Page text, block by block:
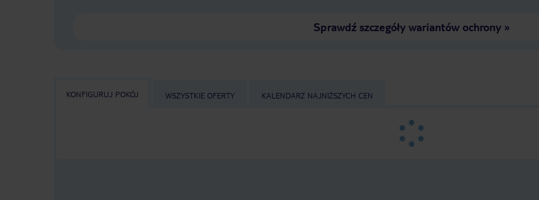
Sprawdź szczegóły wariantów ochrony»
KONFIGURUJ POKÓJ WSZYSTKIE OFERTY KALENDARZ NAJNIŻSZYCH CEN